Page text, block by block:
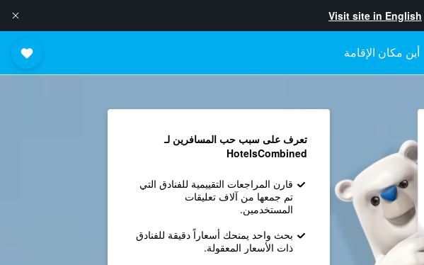
Visit site in English
أين مكان الإقامة
تعرف على سبب حب المسافرين لـ
HotelsCombined
قارن المراجعات التقييمية للفنادق التي
تم جمعها من آلاف تعليقات
المستخدمين.
بحث واحد يمنحك أسعاراً دقيقة للفنادق
ذات الأسعار المعقولة.